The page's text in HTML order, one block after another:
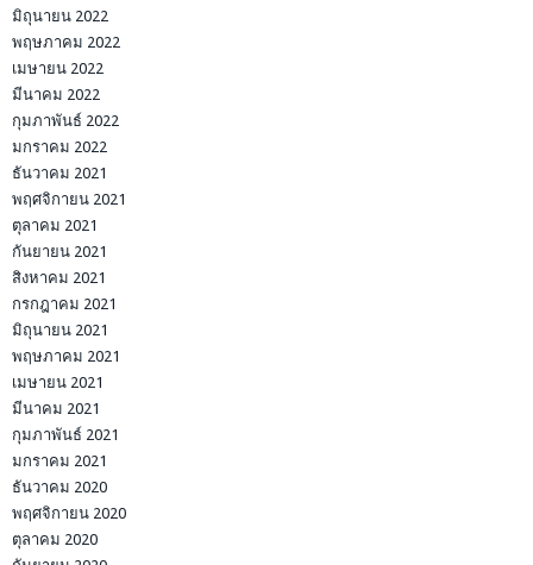
มิถุนายน 2022
พฤษภาคม 2022
เมษายน 2022
มีนาคม 2022
กุมภาพันธ์ 2022
มกราคม 2022
ธันวาคม 2021
พฤศจิกายน 2021
ตุลาคม 2021
กันยายน 2021
สิงหาคม 2021
กรกฎาคม 2021
มิถุนายน 2021
พฤษภาคม 2021
เมษายน 2021
มีนาคม 2021
กุมภาพันธ์ 2021
มกราคม 2021
ธันวาคม 2020
พฤศจิกายน 2020
ตุลาคม 2020